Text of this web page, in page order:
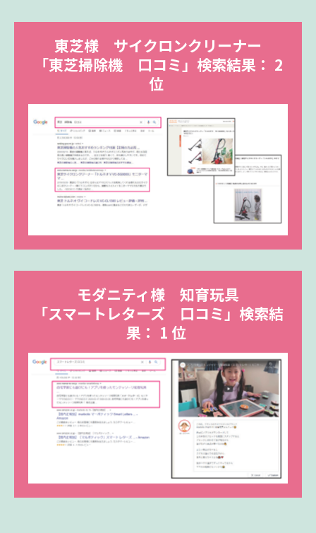
東芝様 サイクロンクリーナー
「東芝掃除機 口コミ」検索結果： 2
位
モダニティ様 知育玩具
「スマートレターズ 口コミ」検索結
果： 1 位